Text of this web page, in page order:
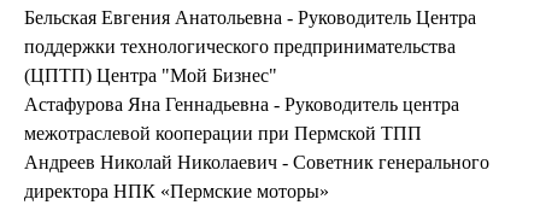
Бельская Евгения Анатольевна - Руководитель Центра
поддержки технологического предпринимательства
(ЦПТП) Центра "Мой Бизнес"
Астафурова Яна Геннадьевна - Руководитель центра
межотраслевой кооперации при Пермской ТПП
Андреев Николай Николаевич - Советник генерального
директора НПК «Пермские моторы»